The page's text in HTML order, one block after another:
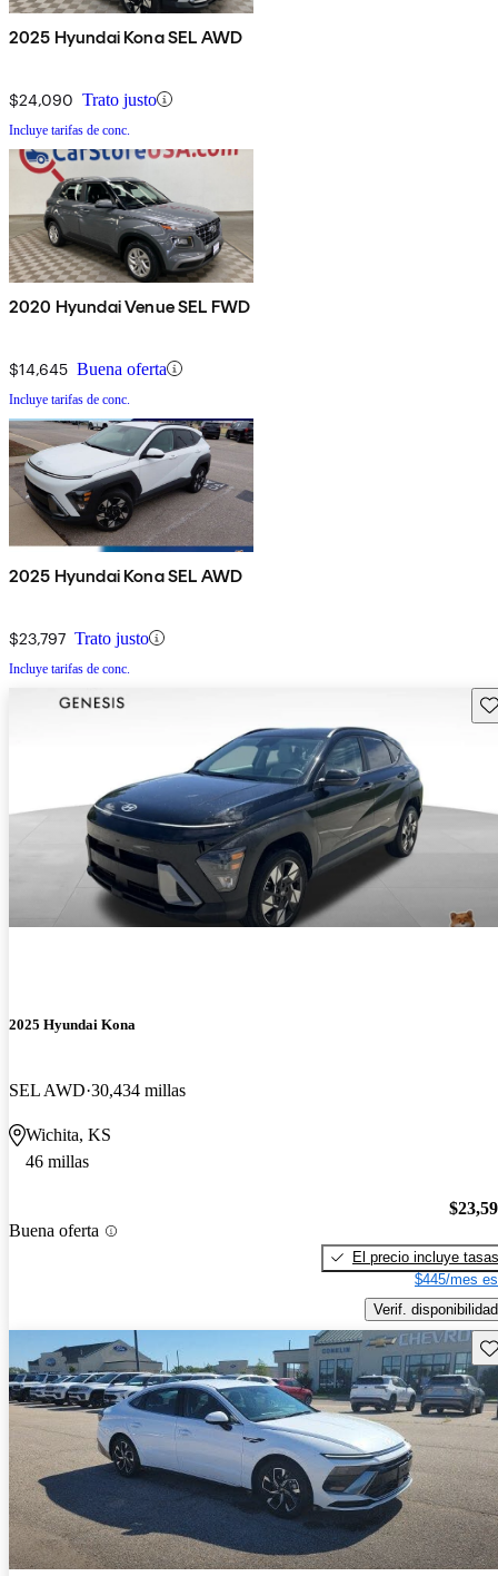
2025 Hyundai Kona SEL AWD
$24,090 Trato justo
Incluye tarifas de conc.
2020 Hyundai Venue SEL FWD
$14,645 Buena oferta
Incluye tarifas de conc.
2025 Hyundai Kona SEL AWD
$23,797 Trato justo
Incluye tarifas de conc.
2025 Hyundai Kona
SEL AWD 30,434 millas
Wichita, KS
46 millas
Buena oferta
El precio incluye tasas
$445/mes
Verif. disponibilidad